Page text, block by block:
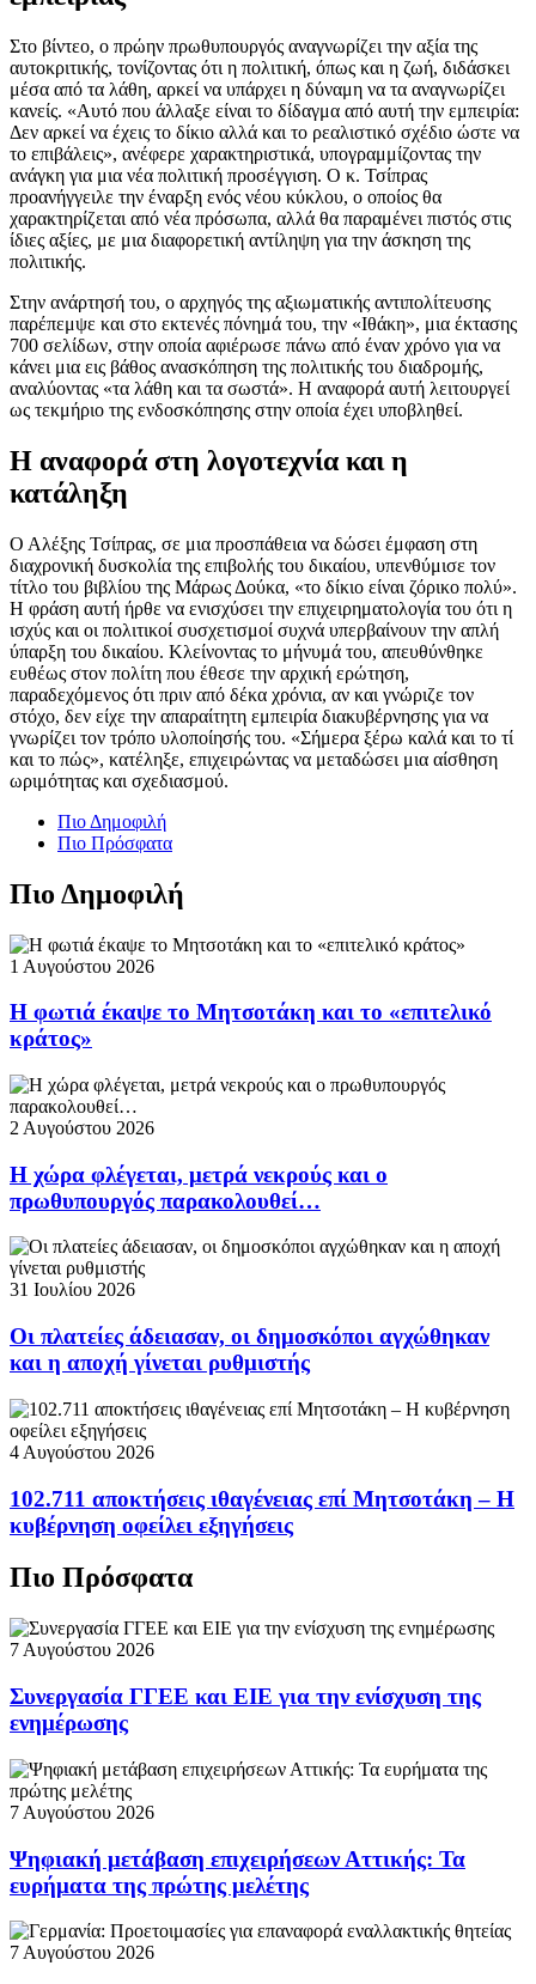
Στο βίντεο, ο πρώην πρωθυπουργός αναγνωρίζει την αξία της
αυτοκριτικής, τονίζοντας ότι η πολιτική, όπως και η ζωή, διδάσκει
μέσα από τα λάθη, αρκεί να υπάρχει η δύναμη να τα αναγνωρίζει
κανείς. «Αυτό που άλλαξε είναι το δίδαγμα από αυτή την εμπειρία:
Δεν αρκεί να έχεις το δίκιο αλλά και το ρεαλιστικό σχέδιο ώστε να
το επιβάλεις», ανέφερε χαρακτηριστικά, υπογραμμίζοντας την
ανάγκη για μια νέα πολιτική προσέγγιση. Ο κ. Τσίπρας
προανήγγειλε την έναρξη ενός νέου κύκλου, ο οποίος θα
χαρακτηρίζεται από νέα πρόσωπα, αλλά θα παραμένει πιστός στις
ίδιες αξίες, με μια διαφορετική αντίληψη για την άσκηση της
πολιτικής.
Στην ανάρτησή του, ο αρχηγός της αξιωματικής αντιπολίτευσης
παρέπεμψε και στο εκτενές πόνημά του, την «Ιθάκη», μια έκτασης
700 σελίδων, στην οποία αφιέρωσε πάνω από έναν χρόνο για να
κάνει μια εις βάθος ανασκόπηση της πολιτικής του διαδρομής,
αναλύοντας «τα λάθη και τα σωστά». Η αναφορά αυτή λειτουργεί
ως τεκμήριο της ενδοσκόπησης στην οποία έχει υποβληθεί.
Η αναφορά στη λογοτεχνία και η
κατάληξη
Ο Αλέξης Τσίπρας, σε μια προσπάθεια να δώσει έμφαση στη
διαχρονική δυσκολία της επιβολής του δικαίου, υπενθύμισε τον
τίτλο του βιβλίου της Μάρως Δούκα, «το δίκιο είναι ζόρικο πολύ».
Η φράση αυτή ήρθε να ενισχύσει την επιχειρηματολογία του ότι η
ισχύς και οι πολιτικοί συσχετισμοί συχνά υπερβαίνουν την απλή
ύπαρξη του δικαίου. Κλείνοντας το μήνυμά του, απευθύνθηκε
ευθέως στον πολίτη που έθεσε την αρχική ερώτηση,
παραδεχόμενος ότι πριν από δέκα χρόνια, αν και γνώριζε τον
στόχο, δεν είχε την απαραίτητη εμπειρία διακυβέρνησης για να
γνωρίζει τον τρόπο υλοποίησής του. «Σήμερα ξέρω καλά και το τί
και το πώς», κατέληξε, επιχειρώντας να μεταδώσει μια αίσθηση
ωριμότητας και σχεδιασμού.
Πιο Δημοφιλή
Πιο Πρόσφατα
Πιο Δημοφιλή
1 Αυγούστου 2026
Η φωτιά έκαψε το Μητσοτάκη και το «επιτελικό
κράτος»
2 Αυγούστου 2026
Η χώρα φλέγεται, μετρά νεκρούς και ο
πρωθυπουργός παρακολουθεί…
31 Ιουλίου 2026
Οι πλατείες άδειασαν, οι δημοσκόποι αγχώθηκαν
και η αποχή γίνεται ρυθμιστής
4 Αυγούστου 2026
102.711 αποκτήσεις ιθαγένειας επί Μητσοτάκη – Η
κυβέρνηση οφείλει εξηγήσεις
Πιο Πρόσφατα
7 Αυγούστου 2026
Συνεργασία ΓΓΕΕ και ΕΙΕ για την ενίσχυση της
ενημέρωσης
7 Αυγούστου 2026
Ψηφιακή μετάβαση επιχειρήσεων Αττικής: Τα
ευρήματα της πρώτης μελέτης
7 Αυγούστου 2026